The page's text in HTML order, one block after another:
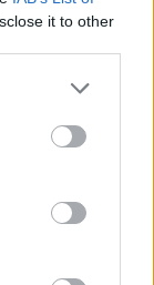
it to other
Return Program